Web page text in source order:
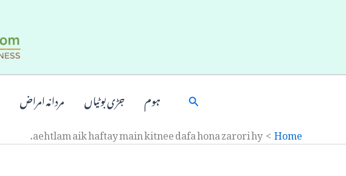
Search ہوم جڑی بوٹیاں مردانہ امراض
Home
aehtlam aik haftay main kitnee dafa hona zarori hy.